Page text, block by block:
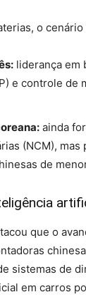
o
liderança em
e controle de
ainda
(NCM),
de
que o
sistemas de
em carros